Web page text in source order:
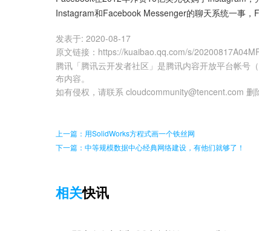
Instagram和Facebook Messenger的聊天系统一事，
发表于: 2020-08-17
原文链接 ： https://kuaibao.qq.com/s/
腾讯「腾讯云开发者社区」是腾讯内容开放平台帐号
布内容。
如有侵权，请联系 cloudcommunity@tencent.com 删
上一篇：用SolidWorks方程式画一个铁丝网
下一篇：中等规模数据中心经典网络建设，有他们就够了！
相关快讯